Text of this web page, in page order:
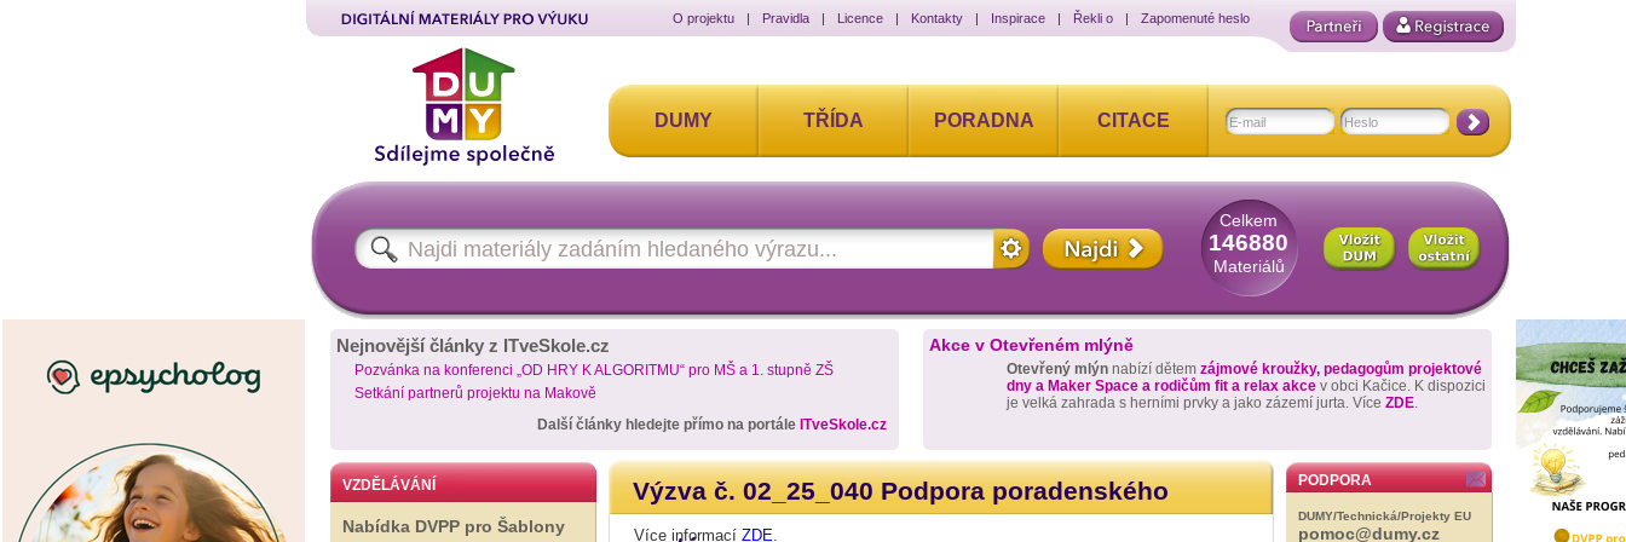
O projektu | Pravidla | Licence | Kontakty | Inspirace | Řekli o | Zapomenuté heslo
DUMY TŘÍDA PORADNA CITACE
Celkem
146880
Materiálů
Nejnovější články z ITveSkole.cz
Pozvánka na konferenci „OD HRY K ALGORITMU“ pro MŠ a 1. stupně ZŠ
Setkání partnerů projektu na Makově
Další články hledejte přímo na portále ITveSkole.cz
Akce v Otevřeném mlýně
Otevřený mlýn nabízí dětem zájmové kroužky, pedagogům projektové
dny a Maker Space a rodičům fit a relax akce v obci Kačice. K dispozici
je velká zahrada s herními prvky a jako zázemí jurta. Více ZDE.
VZDĚLÁVÁNÍ
Nabídka DVPP pro Šablony
Výzva č. 02_25_040 Podpora poradenského
Více informací ZDE.
PODPORA
DUMY/Technická/Projekty EU
pomoc@dumy.cz